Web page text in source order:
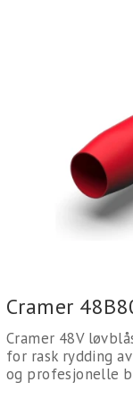
Cramer
Cramer 48V
for rask rydding
og profesjonelle